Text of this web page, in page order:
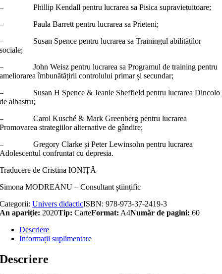
– Phillip Kendall pentru lucrarea sa Pisica supraviețuitoare;
– Paula Barrett pentru lucrarea sa Prieteni;
– Susan Spence pentru lucrarea sa Trainingul abilităților
sociale;
– John Weisz pentru lucrarea sa Programul de training pentru
ameliorarea îmbunătățirii controlului primar și secundar;
– Susan H Spence & Jeanie Sheffield pentru lucrarea Dincolo
de albastru;
– Carol Kusché & Mark Greenberg pentru lucrarea
Promovarea strategiilor alternative de gândire;
– Gregory Clarke și Peter Lewinsohn pentru lucrarea
Adolescentul confruntat cu depresia.
Traducere de Cristina IONIȚĂ
Simona MODREANU – Consultant științific
Categorii:Univers didacticISBN:978-973-37-2419-3
An apariție: 2020Tip: CarteFormat: A4Număr de pagini: 60
Descriere
Informații suplimentare
Descriere